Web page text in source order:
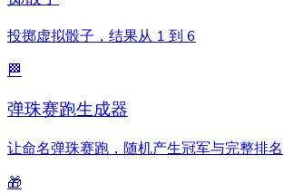
投掷虚拟骰子，结果从 1 到 6
🏁
弹珠赛跑生成器
让命名弹珠赛跑，随机产生冠军与完整排名
🎁